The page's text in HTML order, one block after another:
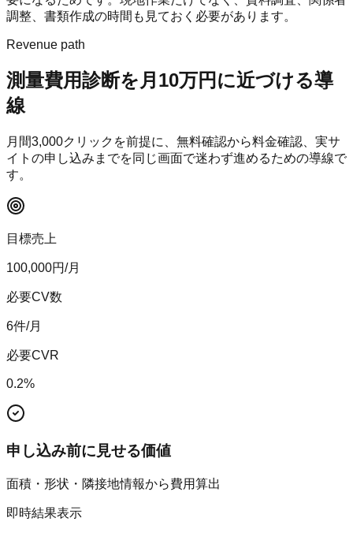
調整、書類作成の時間も見ておく必要があります。
Revenue path
測量費用診断を月10万円に近づける導
線
月間3,000クリックを前提に、無料確認から料金確認、実サ
イトの申し込みまでを同じ画面で迷わず進めるための導線で
す。
目標売上
100,000円/月
必要CV数
6件/月
必要CVR
0.2%
申し込み前に見せる価値
面積・形状・隣接地情報から費用算出
即時結果表示